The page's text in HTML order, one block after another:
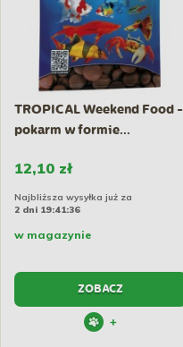
TROPICAL Weekend Food -
pokarm w formie...
12,10 zł
Najbliższa wysyłka już za
2 dni 19:41:36
w magazynie
ZOBACZ
+